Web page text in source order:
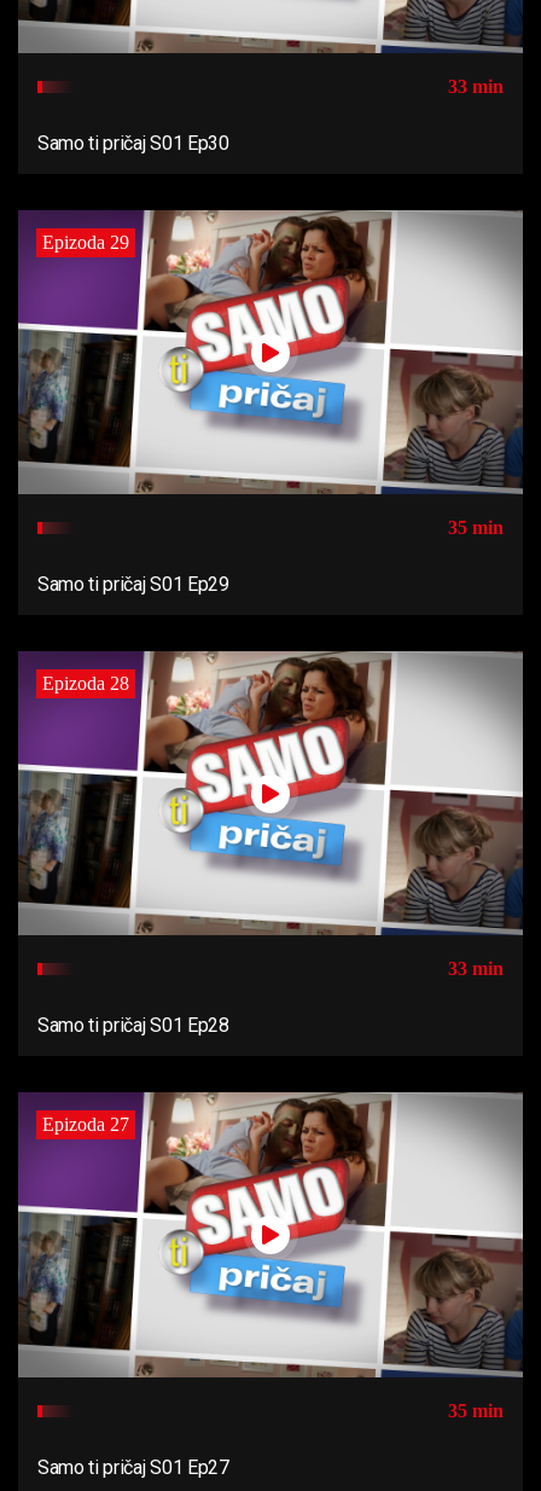
33 min
Samo ti pričaj S01 Ep30
Epizoda 29
35 min
Samo ti pričaj S01 Ep29
Epizoda 28
33 min
Samo ti pričaj S01 Ep28
Epizoda 27
35 min
Samo ti pričaj S01 Ep27